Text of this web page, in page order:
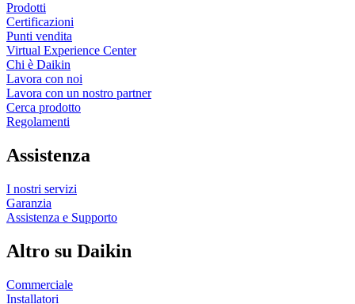
Prodotti
Certificazioni
Punti vendita
Virtual Experience Center
Chi è Daikin
Lavora con noi
Lavora con un nostro partner
Cerca prodotto
Regolamenti
Assistenza
I nostri servizi
Garanzia
Assistenza e Supporto
Altro su Daikin
Commerciale
Installatori